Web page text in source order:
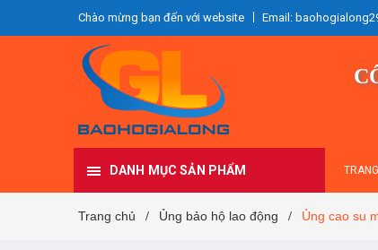
Chào mừng bạn đến với website Email:
DANH MỤC SẢN PHẨM
Trang chủ / Ủng bảo hộ lao động / Ủng cao su